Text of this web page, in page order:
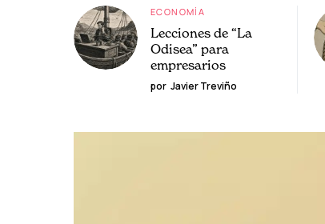
ECONOMÍA
Lecciones de “La
Odisea” para
empresarios
por Javier Treviño